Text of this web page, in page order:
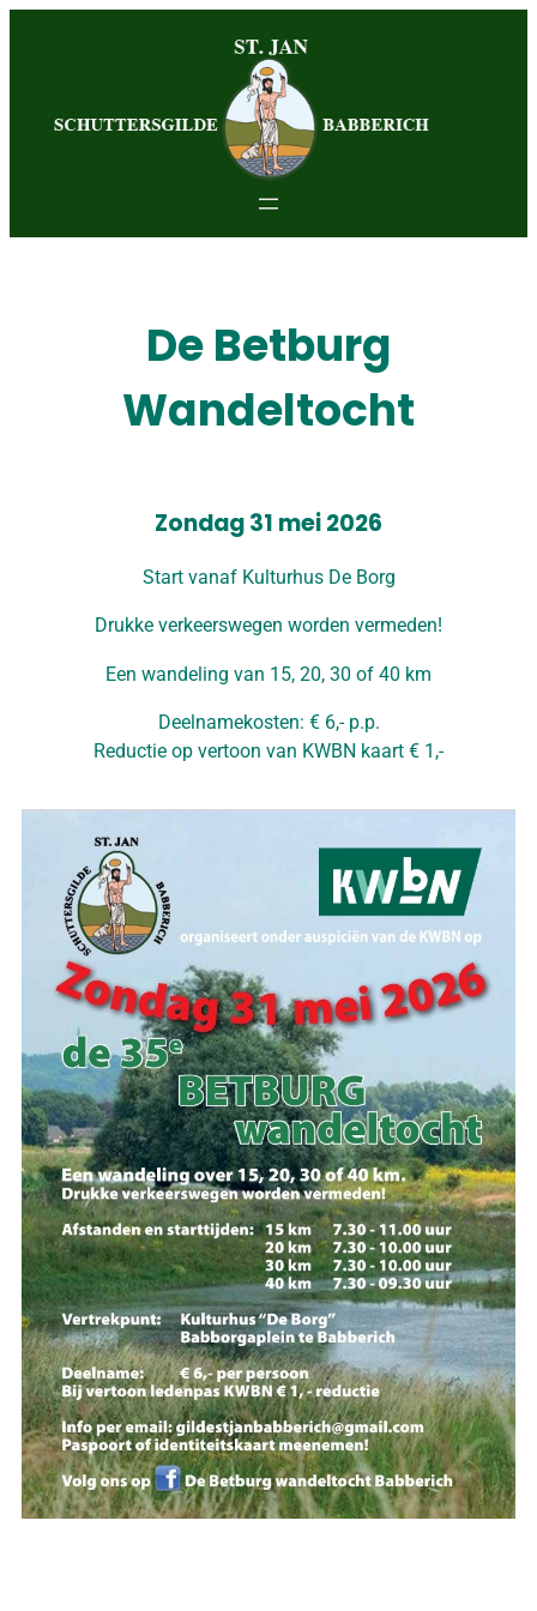
De Betburg
Wandeltocht
Zondag 31 mei 2026
Start vanaf Kulturhus De Borg
Drukke verkeerswegen worden vermeden!
Een wandeling van 15, 20, 30 of 40 km
Deelnamekosten: € 6,- p.p.
Reductie op vertoon van KWBN kaart € 1,-